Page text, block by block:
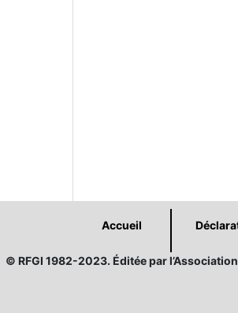
Accueil
© RFGI 1982-2023. Éditée par